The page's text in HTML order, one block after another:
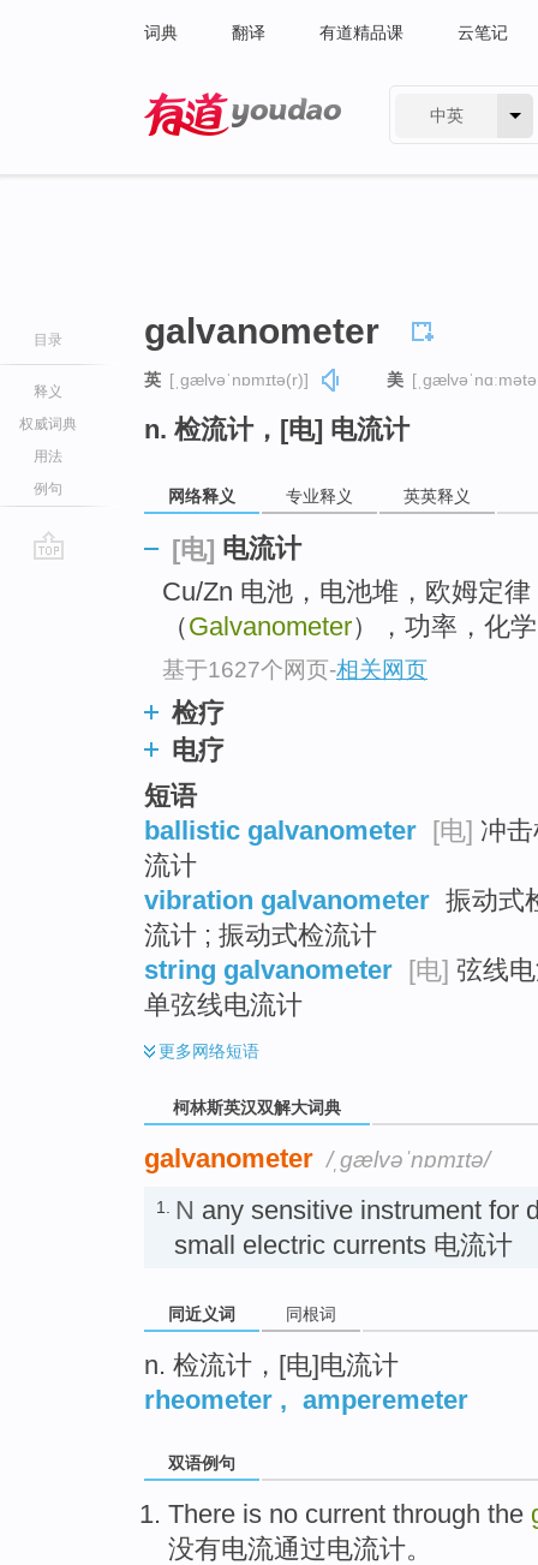
词典 翻译 有道精品课 云笔记
中英
目录
释义
权威词典
用法
例句
galvanometer
英 [ˌɡælvəˈnɒmɪtə(r)] 美
n. 检流计，[电] 电流计
网络释义 专业释义 英英释义
[电] 电流计
Cu/Zn 电池，电池堆，欧姆定
（Galvanometer），功率，化
基于1627个网页-相关网页
检疗
电疗
短语
ballistic galvanometer [电] 冲
流计
vibration galvanometer 振动式
流计 ; 振动式检流计
string galvanometer [电] 弦线
单弦线电流计
更多网络短语
柯林斯英汉双解大词典
galvanometer /ˌɡælvəˈnɒmɪtə/
1. N any sensitive instrument for
small electric currents 电流计
同近义词 同根词
n. 检流计，[电]电流计
rheometer , amperemeter
双语例句
There is no current through the
没有电流通过电流计。